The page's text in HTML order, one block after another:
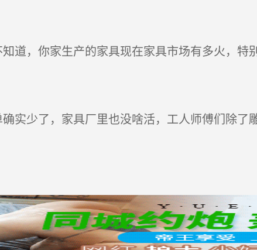
道，你家生产的家具现在家具市场有多火，特
实少了，家具厂里也没啥活，工人师傅们除了